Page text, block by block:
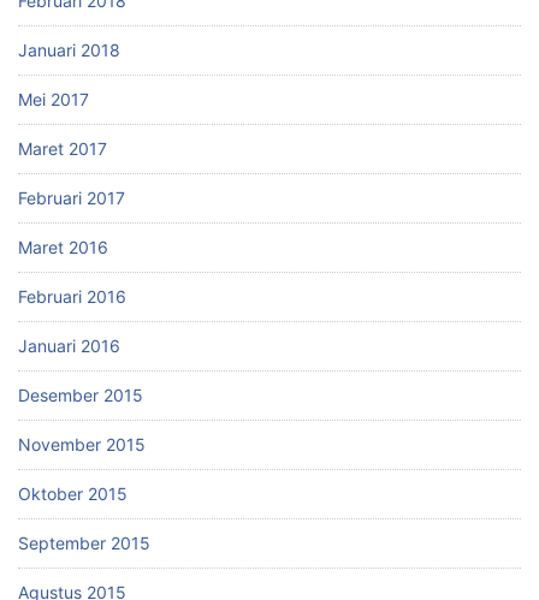
Januari 2018
Mei 2017
Maret 2017
Februari 2017
Maret 2016
Februari 2016
Januari 2016
Desember 2015
November 2015
Oktober 2015
September 2015
Agustus 2015